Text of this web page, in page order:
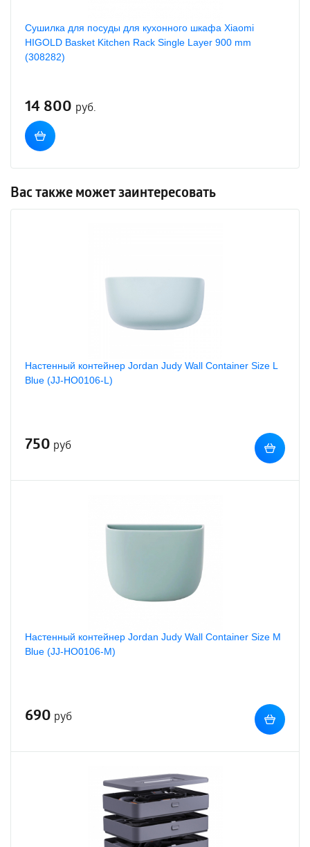
Сушилка для посуды для кухонного шкафа Xiaomi
HIGOLD Basket Kitchen Rack Single Layer 900 mm
(308282)
14 800 руб.
Вас также может заинтересовать
Настенный контейнер Jordan Judy Wall Container Size L
Blue (JJ-HO0106-L)
750 руб
Настенный контейнер Jordan Judy Wall Container Size M
Blue (JJ-HO0106-M)
690 руб